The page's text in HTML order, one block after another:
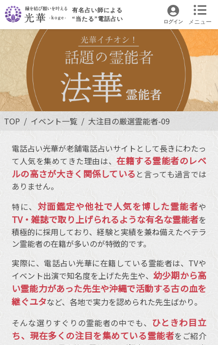
メニュー
有名占い師による
“当たる”電話占い
ログイン
TOP イベント一覧 大注目の厳選霊能者-09
電話占い光華が老舗電話占いサイトとして長きにわたっ
て人気を集めてきた理由は、在籍する霊能者のレベ
ルの高さが大きく関係している と言っても過言では
ありません。
特に、 対面鑑定や他社で人気を博した霊能者や
TV・雑誌で取り上げられるような有名な霊能者を
積極的に採用しており、経験と実績を兼ね備えたベテラ
ン霊能者の在籍が多いのが特徴的です。
実際に、電話占い光華に在籍している霊能者は、TVや
イベント出演で知名度を上げた先生や、幼少期から高
い霊能力があった先生や沖縄で活動する古の血を
継ぐユタなど、各地で実力を認められた先生ばかり。
そんな選りすぐりの霊能者の中でも、 ひときわ目立
ち、現在多くの注目を集めている霊能者をご紹介